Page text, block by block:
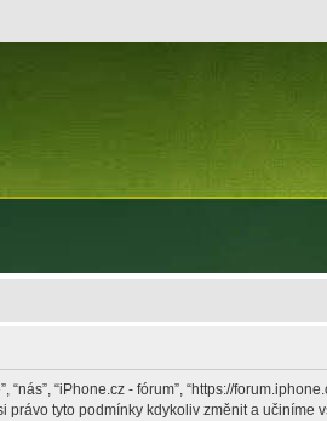
“nás”, “iPhone.cz - fórum”, “https://
tyto podmínky kdykoliv změnit a